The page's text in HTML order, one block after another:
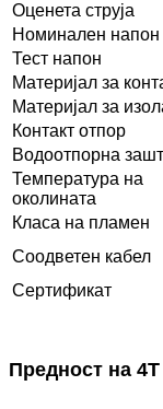
Оценета струја
Номинален напон
Тест напон
Материјал за
Материјал за
Контакт отпор
Водоотпорна
Температура на
околината
Класа на пламен
Соодветен кабел
Сертификат
Предност на